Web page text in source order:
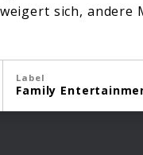
sich, andere
Label
Family